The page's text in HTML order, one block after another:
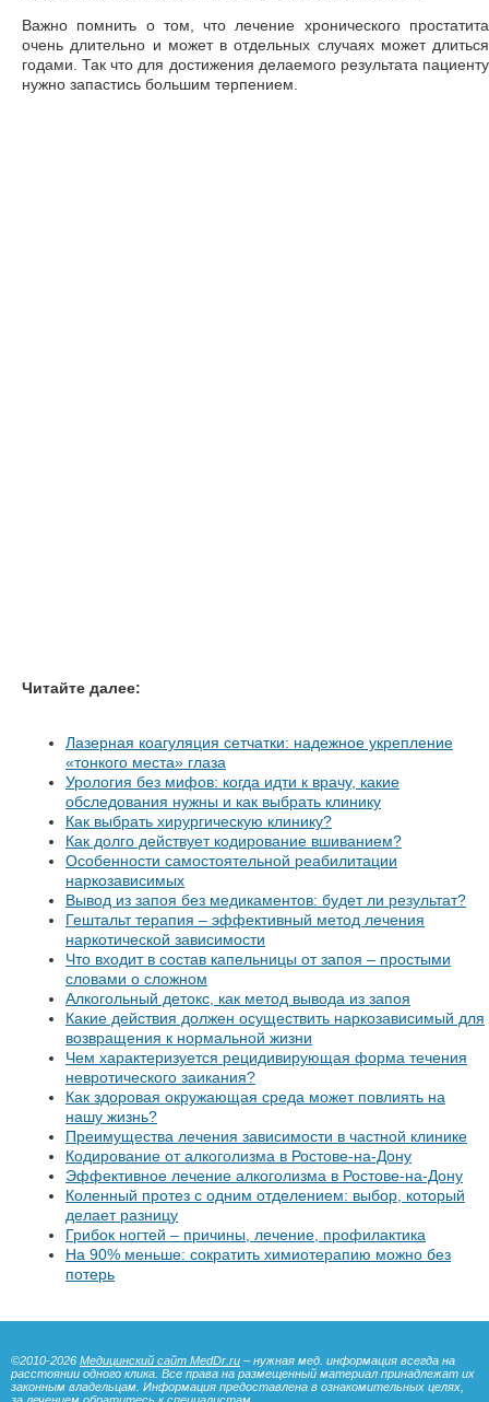
Важно помнить о том, что лечение хронического простатита
очень длительно и может в отдельных случаях может длиться
годами. Так что для достижения делаемого результата пациенту
нужно запастись большим терпением.
Читайте далее:
Лазерная коагуляция сетчатки: надежное укрепление
«тонкого места» глаза
Урология без мифов: когда идти к врачу, какие
обследования нужны и как выбрать клинику
Как выбрать хирургическую клинику?
Как долго действует кодирование вшиванием?
Особенности самостоятельной реабилитации
наркозависимых
Вывод из запоя без медикаментов: будет ли результат?
Гештальт терапия – эффективный метод лечения
наркотической зависимости
Что входит в состав капельницы от запоя – простыми
словами о сложном
Алкогольный детокс, как метод вывода из запоя
Какие действия должен осуществить наркозависимый для
возвращения к нормальной жизни
Чем характеризуется рецидивирующая форма течения
невротического заикания?
Как здоровая окружающая среда может повлиять на
нашу жизнь?
Преимущества лечения зависимости в частной клинике
Кодирование от алкоголизма в Ростове-на-Дону
Эффективное лечение алкоголизма в Ростове-на-Дону
Коленный протез с одним отделением: выбор, который
делает разницу
Грибок ногтей – причины, лечение, профилактика
На 90% меньше: сократить химиотерапию можно без
потерь
©2010-2026 Медицинский сайт MedDr.ru – нужная мед. информация всегда на
расстоянии одного клика. Все права на размещенный материал принадлежат их
законным владельцам. Информация предоставлена в ознакомительных целях,